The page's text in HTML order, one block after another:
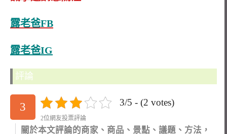
露老爸FB
露老爸IG
評論
3 3/5 - (2 votes)
2位網友投票評論
關於本文評論的商家、商品、景點、議題、方法，